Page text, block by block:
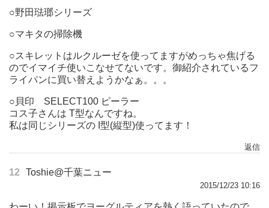
○野田琺瑯シリーズ
○マキタの掃除機
○スキレットはルクルーゼを使ってますがめっちゃ焦げる
のでイマイチ使いこなせてないです。御紹介されているフ
ライパンに買い替えようかなぁ。。。
○貝印 SELECT100 ピーラー
コス子さんは T型なんですね。
私は同じシリーズの I型(縦型)使ってます！
返信
12 Toshie@千葉ニュー
2015/12/23 10:16